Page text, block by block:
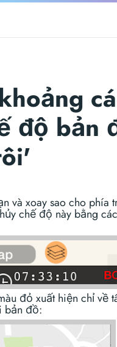
độ bản
và xoay sao cho phía
chế độ này bằng
đỏ xuất hiện chỉ về
bản đồ: